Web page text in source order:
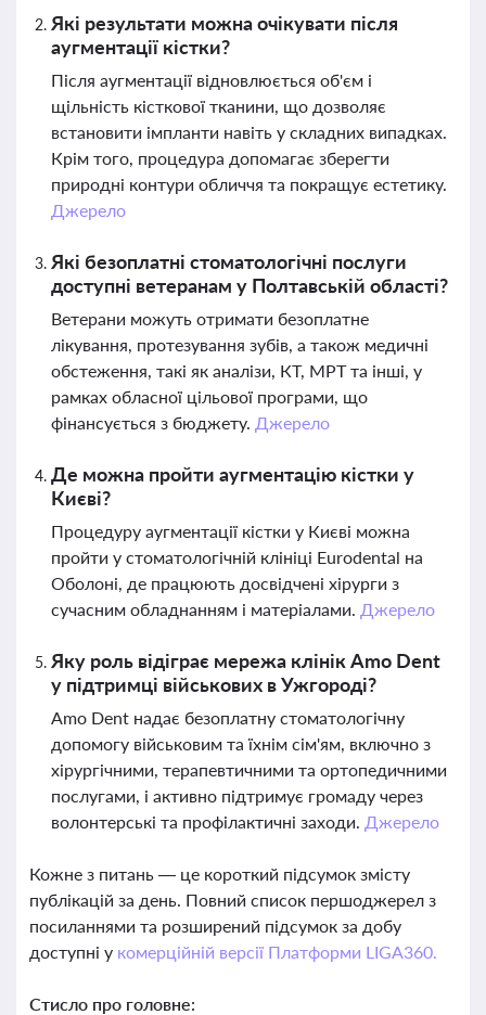
Які результати можна очікувати після
аугментації кістки?
Після аугментації відновлюється об'єм і
щільність кісткової тканини, що дозволяє
встановити імпланти навіть у складних випадках.
Крім того, процедура допомагає зберегти
природні контури обличчя та покращує естетику.
Джерело
Які безоплатні стоматологічні послуги
доступні ветеранам у Полтавській області?
Ветерани можуть отримати безоплатне
лікування, протезування зубів, а також медичні
обстеження, такі як аналізи, КТ, МРТ та інші, у
рамках обласної цільової програми, що
фінансується з бюджету. Джерело
Де можна пройти аугментацію кістки у
Києві?
Процедуру аугментації кістки у Києві можна
пройти у стоматологічній клініці Eurodental на
Оболоні, де працюють досвідчені хірурги з
сучасним обладнанням і матеріалами. Джерело
Яку роль відіграє мережа клінік Amo Dent
у підтримці військових в Ужгороді?
Amo Dent надає безоплатну стоматологічну
допомогу військовим та їхнім сім'ям, включно з
хірургічними, терапевтичними та ортопедичними
послугами, і активно підтримує громаду через
волонтерські та профілактичні заходи. Джерело
Кожне з питань — це короткий підсумок змісту
публікацій за день. Повний список першоджерел з
посиланнями та розширений підсумок за добу
доступні у комерційній версії Платформи LIGA360.
Стисло про головне: